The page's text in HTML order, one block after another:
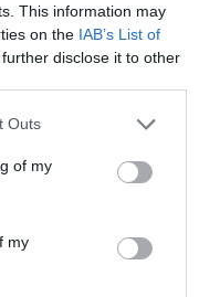
This information may
on the IAB’s List of
disclose it to other
one or more Google
You may click to
its third-party tags to
in below Google
Outs
of my
my